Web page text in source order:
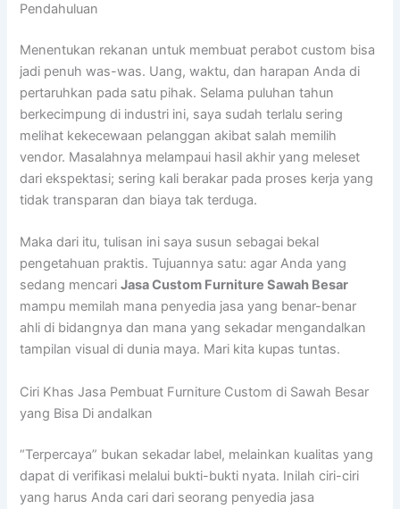
Pendahuluan
Menentukan rekanan untuk membuat perabot custom bisa
jadi penuh was-was. Uang, waktu, dan harapan Anda di
pertaruhkan pada satu pihak. Selama puluhan tahun
berkecimpung di industri ini, saya sudah terlalu sering
melihat kekecewaan pelanggan akibat salah memilih
vendor. Masalahnya melampaui hasil akhir yang meleset
dari ekspektasi; sering kali berakar pada proses kerja yang
tidak transparan dan biaya tak terduga.
Maka dari itu, tulisan ini saya susun sebagai bekal
pengetahuan praktis. Tujuannya satu: agar Anda yang
sedang mencariJasa Custom Furniture Sawah Besar
mampu memilah mana penyedia jasa yang benar-benar
ahli di bidangnya dan mana yang sekadar mengandalkan
tampilan visual di dunia maya. Mari kita kupas tuntas.
Ciri Khas Jasa Pembuat Furniture Custom di Sawah Besar
yang Bisa Di andalkan
“Terpercaya” bukan sekadar label, melainkan kualitas yang
dapat di verifikasi melalui bukti-bukti nyata. Inilah ciri-ciri
yang harus Anda cari dari seorang penyedia jasa